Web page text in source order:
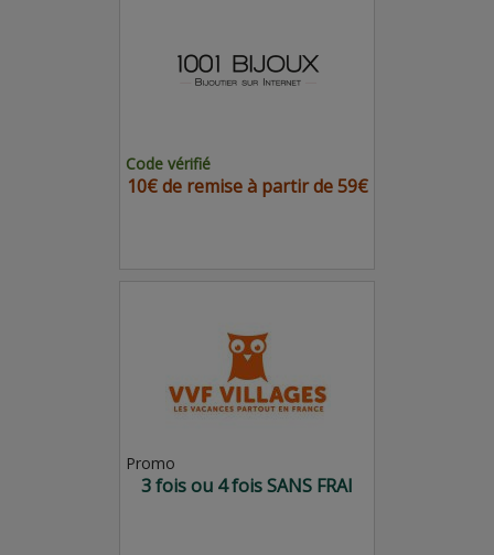
Code vérifié
10€ de remise à partir de 59€
Promo
3 fois ou 4 fois SANS FRAI